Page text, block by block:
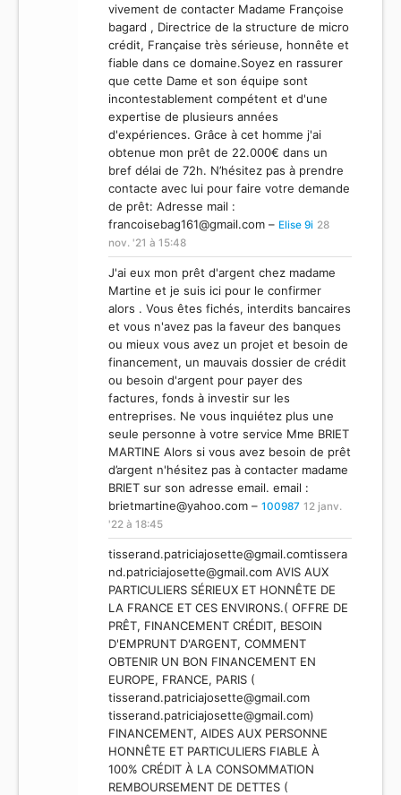
vivement de contacter Madame Françoise
bagard , Directrice de la structure de micro
crédit, Française très sérieuse, honnête et
fiable dans ce domaine.Soyez en rassurer
que cette Dame et son équipe sont
incontestablement compétent et d'une
expertise de plusieurs années
d'expériences. Grâce à cet homme j'ai
obtenue mon prêt de 22.000€ dans un
bref délai de 72h. N’hésitez pas à prendre
contacte avec lui pour faire votre demande
de prêt: Adresse mail :
francoisebag161@gmail.com – Elise 9i 28
nov. '21 à 15:48
J'ai eux mon prêt d'argent chez madame
Martine et je suis ici pour le confirmer
alors . Vous êtes fichés, interdits bancaires
et vous n'avez pas la faveur des banques
ou mieux vous avez un projet et besoin de
financement, un mauvais dossier de crédit
ou besoin d'argent pour payer des
factures, fonds à investir sur les
entreprises. Ne vous inquiétez plus une
seule personne à votre service Mme BRIET
MARTINE Alors si vous avez besoin de prêt
d’argent n'hésitez pas à contacter madame
BRIET sur son adresse email. email :
brietmartine@yahoo.com –100987 12 janv.
'22 à 18:45
tisserand.patriciajosette@gmail.comtissera
nd.patriciajosette@gmail.com AVIS AUX
PARTICULIERS SÉRIEUX ET HONNÊTE DE
LA FRANCE ET CES ENVIRONS.( OFFRE DE
PRÊT, FINANCEMENT CRÉDIT, BESOIN
D'EMPRUNT D'ARGENT, COMMENT
OBTENIR UN BON FINANCEMENT EN
EUROPE, FRANCE, PARIS (
tisserand.patriciajosette@gmail.com
tisserand.patriciajosette@gmail.com)
FINANCEMENT, AIDES AUX PERSONNE
HONNÊTE ET PARTICULIERS FIABLE À
100% CRÉDIT À LA CONSOMMATION
REMBOURSEMENT DE DETTES (